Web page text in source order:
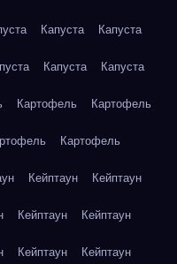
Капуста Капуста
Капуста Капуста
Картофель Картофель
Картофель
Кейптаун Кейптаун
Кейптаун Кейптаун
Кейптаун Кейптаун